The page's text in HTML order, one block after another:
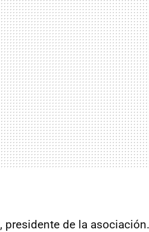
, presidente de la